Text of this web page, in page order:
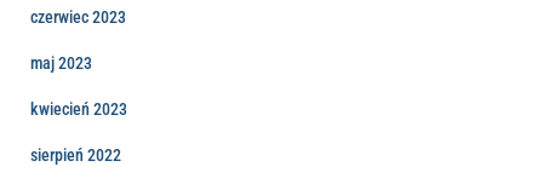
czerwiec 2023
maj 2023
kwiecień 2023
sierpień 2022